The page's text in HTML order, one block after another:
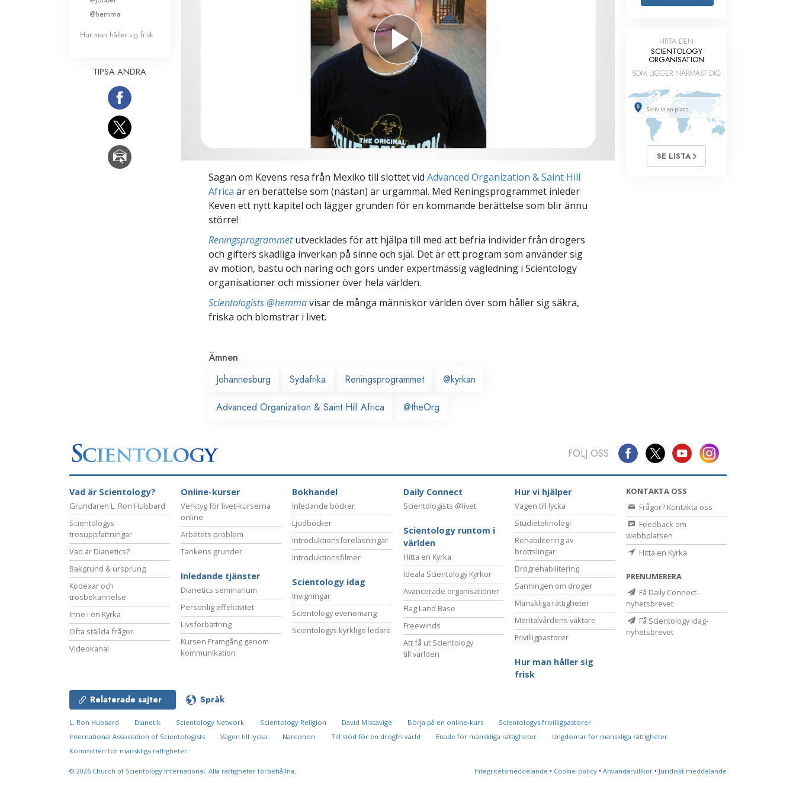
Verktyg för arbetslivet
Etik och tillstånden
Orsaken till undertryckande
Undersökningar
Organiseringens grunder
Grunderna i public relations
Sagan om Kevens resa från Mexiko till slottet vid Advanced Organization & Saint Hill
Africa är en berättelse som (nästan) är urgammal. Med Reningsprogrammet inleder
Keven ett nytt kapitel och lägger grunden för en kommande berättelse som blir ännu
större!
Reningsprogrammetutvecklades för att hjälpa till med att befria individer från drogers
och gifters skadliga inverkan på sinne och själ. Det är ett program som använder sig
av motion, bastu och näring och görs under expertmässig vägledning i Scientology
organisationer och missioner över hela världen.
Scientologists @hemmavisar de många människor världen över som håller sig säkra,
friska och blomstrar i livet.
Ämnen
Johannesburg
Sydafrika Reningsprogrammet @kyrkan
Advanced Organization & Saint Hill Africa @theOrg
@hemma
Hur man håller sig frisk
TIPSA ANDRA
HITTA DEN
SCIENTOLOGY
ORGANISATION
SOM LIGGER NÄRMAST DIG
SE LISTA
FÖLJ OSS
Vad är Scientology?
Grundaren L. Ron Hubbard
Scientologys
trosuppfattningar
Vad är Dianetics?
Bakgrund & ursprung
Kodexar och
trosbekännelse
Inne i en Kyrka
Ofta ställda frågor
Videokanal
Online-kurser
Verktyg för livet-kurserna
online
Arbetets problem
Tankens grunder
Inledande tjänster
Dianetics seminarium
Personlig effektivitet
Livsförbättring
Kursen Framgång genom
kommunikation
Bokhandel
Inledande böcker
Ljudböcker
Introduktionsföreläsningar
Introduktionsfilmer
Scientology idag
Invigningar
Scientology evenemang
Scientologys kyrklige ledare
Daily Connect
Scientologists @livet
Scientology runtom i
världen
Hitta en Kyrka
Ideala Scientology Kyrkor
Avancerade organisationer
Flag Land Base
Freewinds
Att få ut Scientology
till världen
Hur vi hjälper
Vägen till lycka
Studieteknologi
Rehabilitering av
brottslingar
Drogrehabilitering
Sanningen om droger
Mänskliga rättigheter
Mentalvårdens väktare
Frivilligpastorer
Hur man håller sig
frisk
KONTAKTA OSS
Frågor? Kontakta oss
Feedback om
webbplatsen
Hitta en Kyrka
PRENUMERERA
Få Daily Connect-
nyhetsbrevet
Få Scientology idag-
nyhetsbrevet
Relaterade sajter Språk
L. Ron Hubbard Dianetik Scientology Network Scientology Religion David Miscavige Börja på en online-kurs
Scientologys frivilligpastorer
International Association of Scientologists
Vägen till lycka Narconon Till stöd för en drogfri värld Enade för mänskliga rättigheter
Ungdomar för mänskliga rättigheter
Kommittén för mänskliga rättigheter
© 2026 Church of Scientology International. Alla rättigheter förbehållna. Integritetsmeddelande • Cookie-policy • Användarvillkor • Juridiskt meddelande